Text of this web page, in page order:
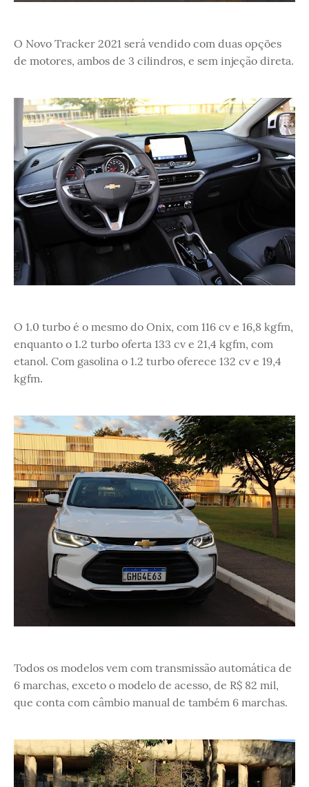
O Novo Tracker 2021 será vendido com duas opções
de motores, ambos de 3 cilindros, e sem injeção direta.
O 1.0 turbo é o mesmo do Onix, com 116 cv e 16,8 kgfm,
enquanto o 1.2 turbo oferta 133 cv e 21,4 kgfm, com
etanol. Com gasolina o 1.2 turbo oferece 132 cv e 19,4
kgfm.
Todos os modelos vem com transmissão automática de
6 marchas, exceto o modelo de acesso, de R$ 82 mil,
que conta com câmbio manual de também 6 marchas.